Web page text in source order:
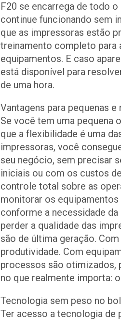
F20 se encarrega de todo
continue funcionando sem
que as impressoras estão
treinamento completo para
equipamentos. E caso
está disponível para
de uma hora.
Vantagens para pequenas
Se você tem uma pequena
que a flexibilidade é uma
impressoras, você
seu negócio, sem precisar
iniciais ou com os custos
controle total sobre as
monitorar os
conforme a necessidade
perder a qualidade das
são de última geração.
produtividade. Com
processos são otimizados,
no que realmente importa:
Tecnologia sem peso no
Ter acesso a tecnologia de